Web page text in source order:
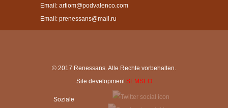
Email: artiom@podvalenco.com
Email: prenessans@mail.ru
© 2017 Renessans. Alle Rechte vorbehalten.
Site development SEMSEO
Soziale